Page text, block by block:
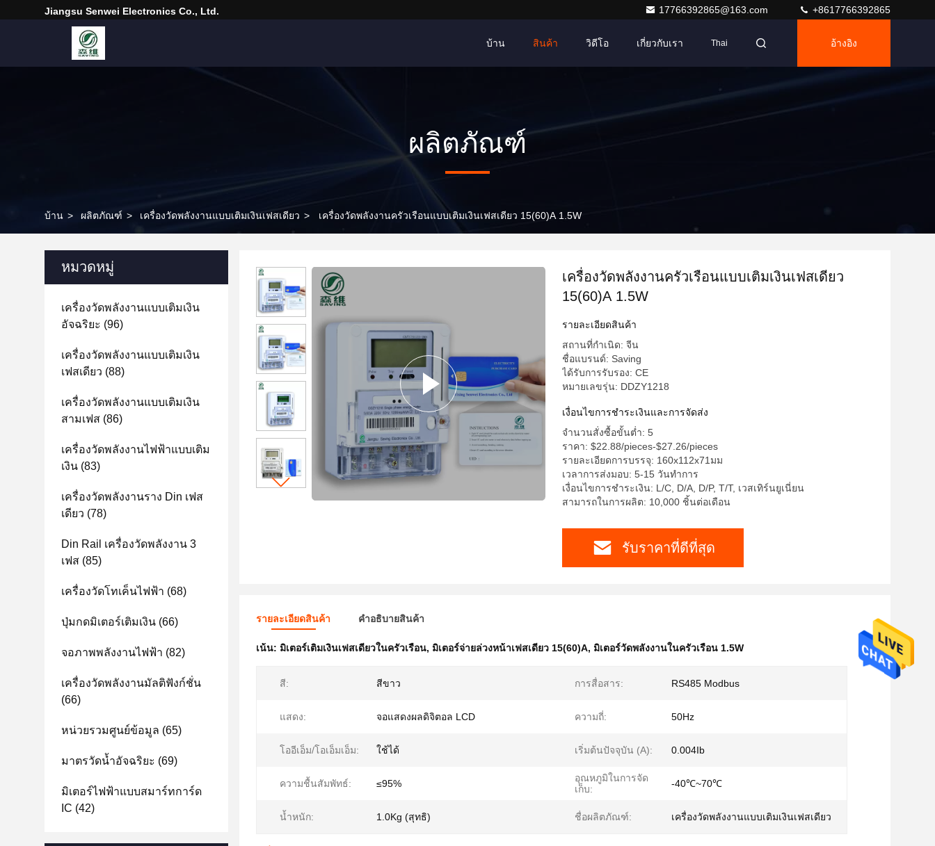
Jiangsu Senwei Electronics Co., Ltd. 17766392865@163.com +8617766392865
บ้าน สินค้า วิดีโอ เกี่ยวกับเรา Thai อ้างอิง
ผลิตภัณฑ์
บ้าน > ผลิตภัณฑ์ > เครื่องวัดพลังงานแบบเติมเงินเฟสเดียว > เครื่องวัดพลังงานครัวเรือนแบบเติมเงินเฟสเดียว 15(60)A 1.5W
หมวดหมู่
เครื่องวัดพลังงานแบบเติมเงิน
อัจฉริยะ (96)
เครื่องวัดพลังงานแบบเติมเงิน
เฟสเดียว (88)
เครื่องวัดพลังงานแบบเติมเงิน
สามเฟส (86)
เครื่องวัดพลังงานไฟฟ้าแบบเติม
เงิน (83)
เครื่องวัดพลังงานราง Din เฟส
เดียว (78)
Din Rail เครื่องวัดพลังงาน 3
เฟส (85)
เครื่องวัดโทเค็นไฟฟ้า (68)
ปุ่มกดมิเตอร์เติมเงิน (66)
จอภาพพลังงานไฟฟ้า (82)
เครื่องวัดพลังงานมัลติฟังก์ชั่น
(66)
หน่วยรวมศูนย์ข้อมูล (65)
มาตรวัดน้ำอัจฉริยะ (69)
มิเตอร์ไฟฟ้าแบบสมาร์ทการ์ด
IC (42)
เครื่องวัดพลังงานครัวเรือนแบบเติมเงินเฟสเดียว
15(60)A 1.5W
รายละเอียดสินค้า
สถานที่กำเนิด: จีน
ชื่อแบรนด์: Saving
ได้รับการรับรอง: CE
หมายเลขรุ่น: DDZY1218
เงื่อนไขการชำระเงินและการจัดส่ง
จำนวนสั่งซื้อขั้นต่ำ: 5
ราคา: $22.88/pieces-$27.26/pieces
รายละเอียดการบรรจุ: 160x112x71มม
เวลาการส่งมอบ: 5-15 วันทำการ
เงื่อนไขการชำระเงิน: L/C, D/A, D/P, T/T, เวสเทิร์นยูเนี่ยน
สามารถในการผลิต: 10,000 ชิ้นต่อเดือน
รับราคาที่ดีที่สุด
รายละเอียดสินค้า คําอธิบายสินค้า
เน้น: มิเตอร์เติมเงินเฟสเดียวในครัวเรือน, มิเตอร์จ่ายล่วงหน้าเฟสเดียว 15(60)A, มิเตอร์วัดพลังงานในครัวเรือน 1.5W
สี: สีขาว การสื่อสาร: RS485 Modbus
แสดง: จอแสดงผลดิจิตอล LCD ความถี่: 50Hz
โออีเอ็ม/โอเอ็มเอ็ม: ใช้ได้ เริ่มต้นปัจจุบัน (A): 0.004Ib
ความชื้นสัมพัทธ์: ≤95%
อุณหภูมิในการจัด
เก็บ:
-40℃~70℃
น้ำหนัก: 1.0Kg (สุทธิ) ชื่อผลิตภัณฑ์: เครื่องวัดพลังงานแบบเติมเงินเฟสเดียว